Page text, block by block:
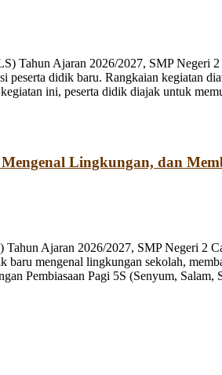
Tahun Ajaran 2026/2027, SMP Negeri
didik baru. Rangkaian kegiatan
ini, peserta didik diajak untuk
Lingkungan, dan
Ajaran 2026/2027, SMP Negeri 2
mengenal lingkungan sekolah,
Pembiasaan Pagi 5S (Senyum,